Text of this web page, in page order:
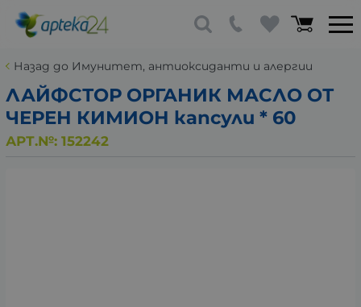
Назад до Имунитет, антиоксиданти и алергии
ЛАЙФСТОР ОРГАНИК МАСЛО ОТ
ЧЕРЕН КИМИОН капсули * 60
АРТ.№: 152242